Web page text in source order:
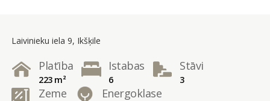
Laivinieku iela 9, Ikšķile
Platība
223 m²
Istabas
6
Stāvi
3
Zeme Energoklase